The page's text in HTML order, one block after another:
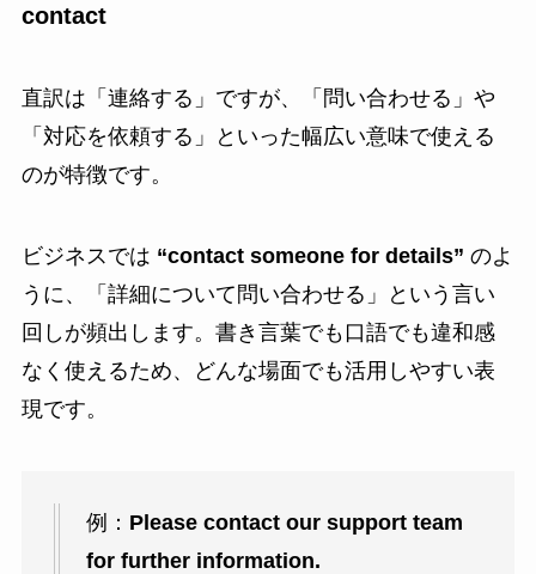
contact
直訳は「連絡する」ですが、「問い合わせる」や
「対応を依頼する」といった幅広い意味で使える
のが特徴です。
ビジネスでは “contact someone for details” のよ
うに、「詳細について問い合わせる」という言い
回しが頻出します。書き言葉でも口語でも違和感
なく使えるため、どんな場面でも活用しやすい表
現です。
例： Please contact our support team
for further information.